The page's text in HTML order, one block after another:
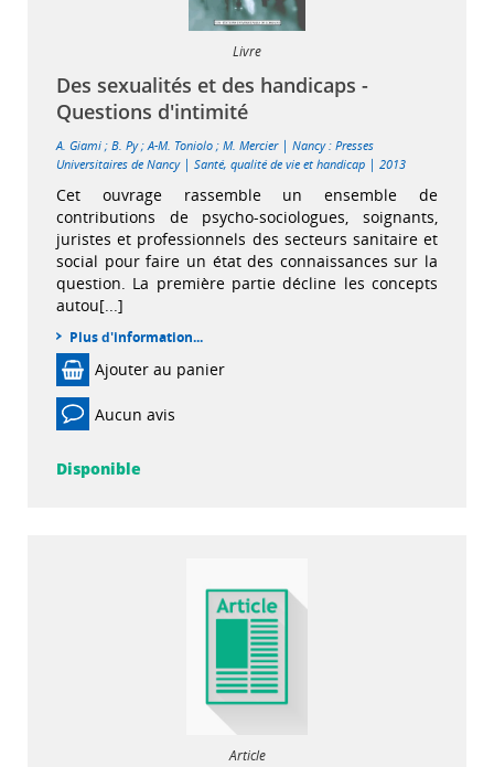
Livre
Des sexualités et des handicaps -
Questions d'intimité
A. Giami ; B. Py;A-M. Toniolo ; M. Mercier | Nancy : Presses
Universitaires de Nancy| Santé, qualité de vie et handicap | 2013
Cet ouvrage rassemble un ensemble de
contributions de psycho-sociologues, soignants,
juristes et professionnels des secteurs sanitaire et
social pour faire un état des connaissances sur la
question. La première partie décline les concepts
autou[...]
Plus d'information...
Ajouter au panier
Aucun avis
Disponible
Article